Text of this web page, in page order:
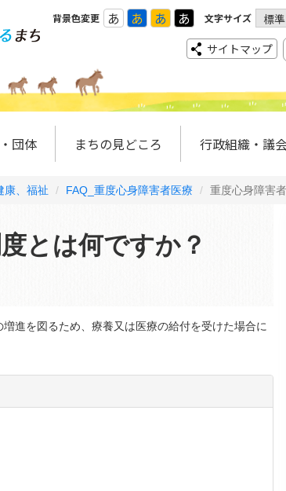
背景色変更 あ あ あ あ 文字サイズ 標準
サイトマップ
団体 まちの見どころ 行政組織・議
康、福祉 FAQ_重度心身障害者医療 重度心身障害
とは何ですか？
進を図るため、療養又は医療の給付を受けた場合に